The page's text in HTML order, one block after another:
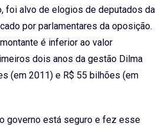
foi alvo de elogios de deputados da
por parlamentares da oposição.
é inferior ao valor
dois anos da gestão Dilma
(em 2011) e R$ 55 bilhões (em
governo está seguro e fez esse